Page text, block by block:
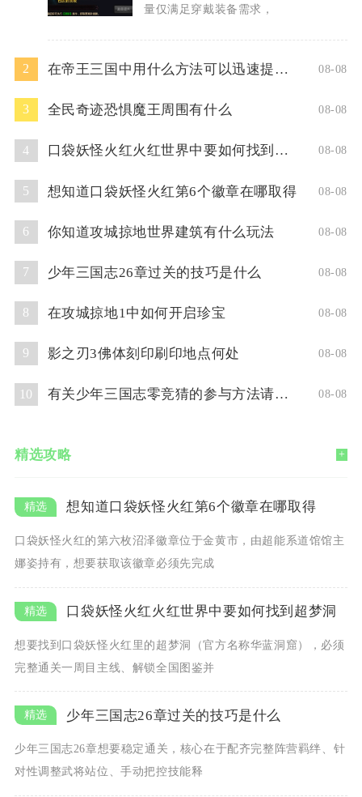
量仅满足穿戴装备需求，
2 在帝王三国中用什么方法可以迅速提升人物等级 08-08
3 全民奇迹恐惧魔王周围有什么 08-08
4 口袋妖怪火红火红世界中要如何找到超梦洞 08-08
5 想知道口袋妖怪火红第6个徽章在哪取得 08-08
6 你知道攻城掠地世界建筑有什么玩法 08-08
7 少年三国志26章过关的技巧是什么 08-08
8 在攻城掠地1中如何开启珍宝 08-08
9 影之刃3佛体刻印刷印地点何处 08-08
10 有关少年三国志零竞猜的参与方法请问你了解吗 08-08
精选攻略 +
想知道口袋妖怪火红第6个徽章在哪取得
口袋妖怪火红的第六枚沼泽徽章位于金黄市，由超能系道馆馆主
娜姿持有，想要获取该徽章必须先完成
口袋妖怪火红火红世界中要如何找到超梦洞
想要找到口袋妖怪火红里的超梦洞（官方名称华蓝洞窟），必须
完整通关一周目主线、解锁全国图鉴并
少年三国志26章过关的技巧是什么
少年三国志26章想要稳定通关，核心在于配齐完整阵营羁绊、针
对性调整武将站位、手动把控技能释